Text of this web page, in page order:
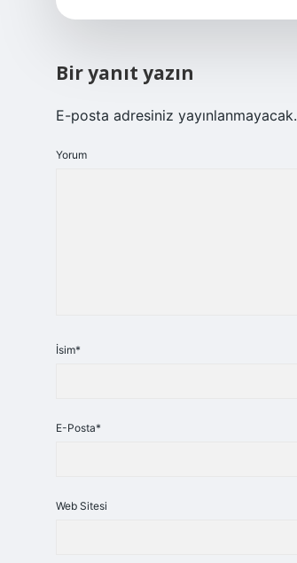
Bir yanıt yazın
E-posta adresiniz yayınlanmayacak.
Yorum
İsim*
E-Posta*
Web Sitesi